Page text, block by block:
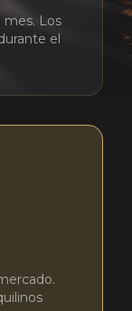
mes. Los
el